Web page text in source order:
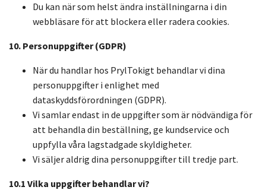
Du kan när som helst ändra inställningarna i din
webbläsare för att blockera eller radera cookies.
10. Personuppgifter (GDPR)
När du handlar hos PrylTokigt behandlar vi dina
personuppgifter i enlighet med
dataskyddsförordningen (GDPR).
Vi samlar endast in de uppgifter som är nödvändiga för
att behandla din beställning, ge kundservice och
uppfylla våra lagstadgade skyldigheter.
Vi säljer aldrig dina personuppgifter till tredje part.
10.1 Vilka uppgifter behandlar vi?